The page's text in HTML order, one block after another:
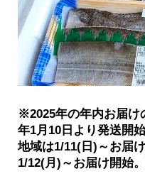
※2025年の年内お届け
年1月10日より発送開
地域は1/11(日)～お届
1/12(月)～お届け開始。